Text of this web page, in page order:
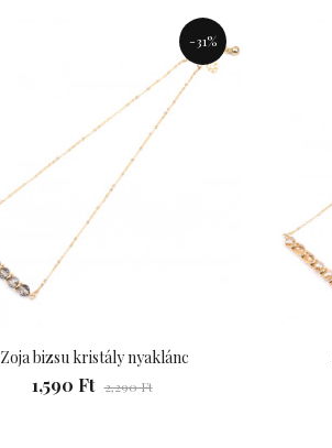
-31%
Zoja bizsu kristály nyaklánc
1,590 Ft 2,290 Ft